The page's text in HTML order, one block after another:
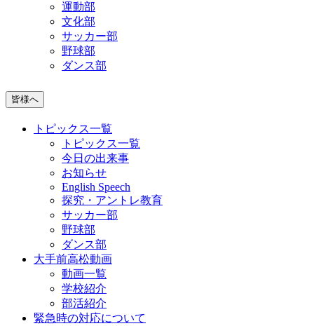
運動部
文化部
サッカー部
野球部
ダンス部
皆様へ
トピックス一覧
トピックス一覧
今日の出来事
お知らせ
English Speech
探究・アントレ教育
サッカー部
野球部
ダンス部
大手前高松動画
動画一覧
学校紹介
部活紹介
緊急時の対応について